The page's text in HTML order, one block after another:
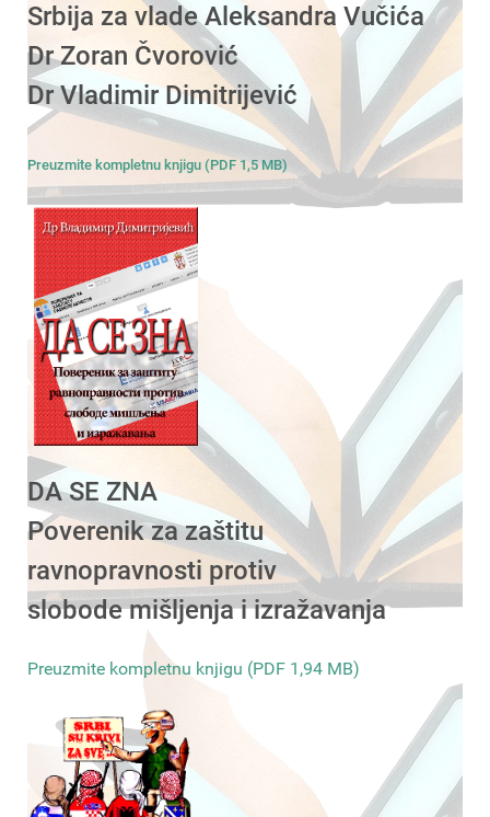
Srbija za vlade Aleksandra Vučića
Dr Zoran Čvorović
Dr Vladimir Dimitrijević
Preuzmite kompletnu knjigu (PDF 1,5 MB)
DA SE ZNA
Poverenik za zaštitu
ravnopravnosti protiv
slobode mišljenja i izražavanja
Preuzmite kompletnu knjigu (PDF 1,94 MB)